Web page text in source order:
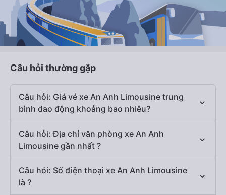
Câu hỏi thường gặp
Câu hỏi: Giá vé xe An Anh Limousine trung
bình dao động khoảng bao nhiêu?
Câu hỏi: Địa chỉ văn phòng xe An Anh
Limousine gần nhất ?
Câu hỏi: Số điện thoại xe An Anh Limousine
là ?